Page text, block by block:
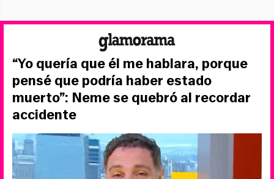
“Yo quería que él me hablara, porque
pensé que podría haber estado
muerto”: Neme se quebró al recordar
accidente